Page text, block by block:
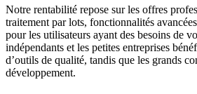
Notre rentabilité repose sur les offres
traitement par lots, fonctionnalités
pour les utilisateurs ayant des besoins de
indépendants et les petites entreprises
d’outils de qualité, tandis que les grands
développement.